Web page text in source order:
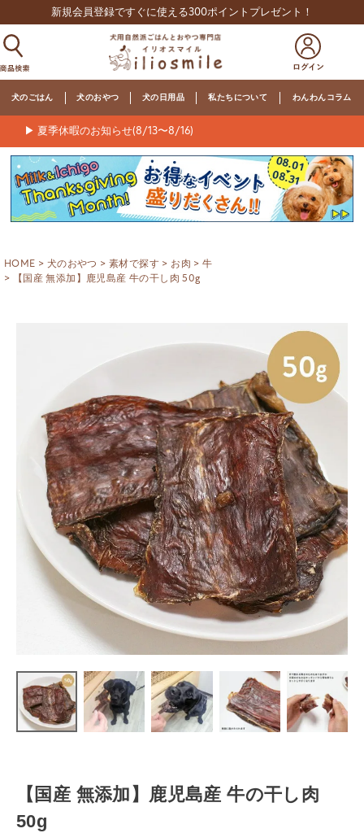
新規会員登録ですぐに使える300ポイントプレゼント！
犬のごはん 犬のおやつ 犬の日用品 私たちについて わんわんコラム
▶ 夏季休暇のお知らせ(8/13〜8/16)
HOME 犬のおやつ 素材で探す お肉
牛
【国産 無添加】鹿児島産 牛の干し肉 50g
【国産 無添加】鹿児島産 牛の干し肉
50g